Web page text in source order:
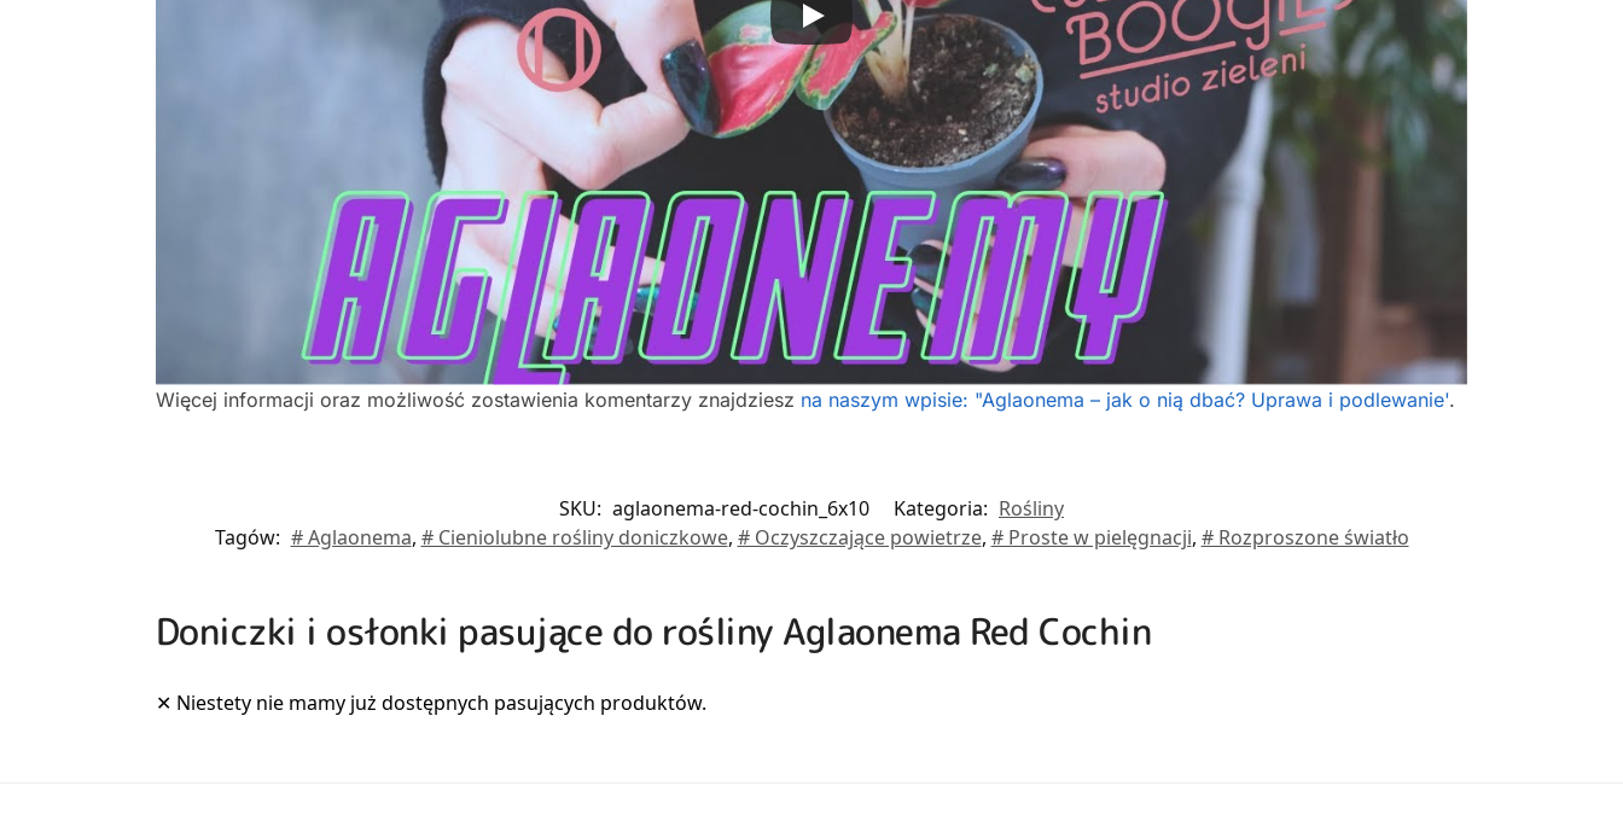
Więcej informacji oraz możliwość zostawienia komentarzy znajdziesz na naszym wpisie: "Aglaonema – jak o nią dbać? Uprawa i podlewanie'.
SKU: aglaonema-red-cochin_6x10 Kategoria: Rośliny
Tagów: # Aglaonema, # Cieniolubne rośliny doniczkowe, # Oczyszczające powietrze, # Proste w pielęgnacji, # Rozproszone światło
Doniczki i osłonki pasujące do rośliny Aglaonema Red Cochin